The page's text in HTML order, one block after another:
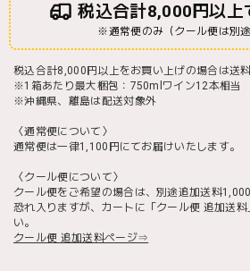
税込合計8,000円以上
※通常便のみ（クール便は別途
税込合計8,000円以上をお買い上げの場合は送
※1箱あたり最大梱包：750mlワイン12本相当
※沖縄県、離島は配送対象外
〈通常便について〉
通常便は一律1,100円にてお届けいたします。
〈クール便について〉
クール便をご希望の場合は、別途追加送料
恐れ入りますが、カートに「クール便 追加送
い。
クール便 追加送料ページ⇒